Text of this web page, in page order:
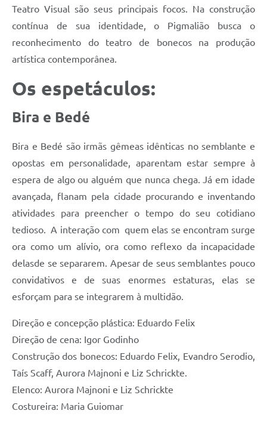
Telefones Úteis
Diário Oficial
Notícias
Contato
Radar da Transparência Pública
Listagem de Contribuintes Inscritos na Dívida Ativa do
Teatro Visual são seus principais focos. Na construção
contínua de sua identidade, o Pigmalião busca o
reconhecimento do teatro de bonecos na produção
artística contemporânea.
Os espetáculos:
Bira e Bedé
Bira e Bedé são irmãs gêmeas idênticas no semblante e
opostas em personalidade, aparentam estar sempre à
espera de algo ou alguém que nunca chega. Já em idade
avançada, flanam pela cidade procurando e inventando
atividades para preencher o tempo do seu cotidiano
tedioso. A interação com quem elas se encontram surge
ora como um alívio, ora como reflexo da incapacidade
delasde se separarem. Apesar de seus semblantes pouco
convidativos e de suas enormes estaturas, elas se
esforçam para se integrarem à multidão.
Direção e concepção plástica: Eduardo Felix
Direção de cena: Igor Godinho
Construção dos bonecos: Eduardo Felix, Evandro Serodio,
Taís Scaff, Aurora Majnoni e Liz Schrickte.
Elenco: Aurora Majnoni e Liz Schrickte
Costureira: Maria Guiomar